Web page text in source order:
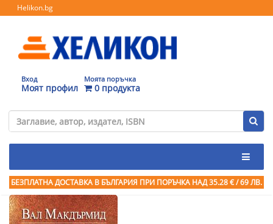
Helikon.bg
Вход
Моят профил
Моята поръчка
0 продукта
БЕЗПЛАТНА ДОСТАВКА В БЪЛГАРИЯ ПРИ ПОРЪЧКА НАД 35.28 € / 69 ЛВ.